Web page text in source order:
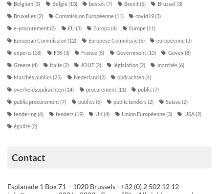
Belgium(3) België(13) bestek (7) Brexit(5) Brussel (3)
Bruxelles(2) Commission Européenne(11) covid19(3)
e-procurement(2) EU(3) Europa (4) Europe(11)
European Commission(12) Europese Commissie(5) européenne(3)
experts(18) F35(3) France(5) Government(10) Govex (8)
Greece(4) Italie(2) JOUE(2) législation(2) marchés(6)
Marchés publics(25) Nederland (2) opdrachten(4)
overheidsopdrachten(14) procurement(11) public(7)
public procurement(7) publics(6) public tenders(2) Suisse(2)
tendering(6) tenders(19) UK(4) Union Européenne(3) USA(2)
égalité(2)
Contact
Esplanade 1 Box 71 - 1020 Brussels - +32 (0) 2 502 12 12 -